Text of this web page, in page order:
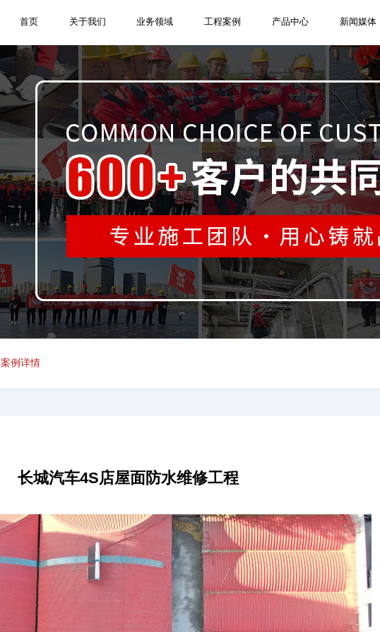
首页 关于我们
是一家集防水堵漏材料生产、销售、工程
施工于一体的建筑防水堵漏系统服务商。
业务领域
具有国家防水防腐保温一级施工资质，承
接建筑防水、堵漏、修缮、加固、防腐、
保温业务。
工程案例
曾为沈阳地铁、哈尔滨地铁、中国中铁、
万科地产、辽宁省博物馆等项目提供了防
水堵漏施工服务。
产品中心
产品广泛应用于地铁隧道、商业地产、市
政建筑、水利水电等领域，不仅可以防水
堵漏，亦适合于加固补强。
新闻媒体
德美斯深耕防水堵漏行业20年，欢迎社会
各界朋友了解我们，共商合作，共创未
来。
同行业比质量，同质量比价格，同价格比
服务，选择德美斯，相信我们为您做的更
好。
统一服务热线：400-086-7877，专业施工
团队，量身定制解决方案，一站式服务，
省心无忧。
案例详情
长城汽车4S店屋面防水维修工程